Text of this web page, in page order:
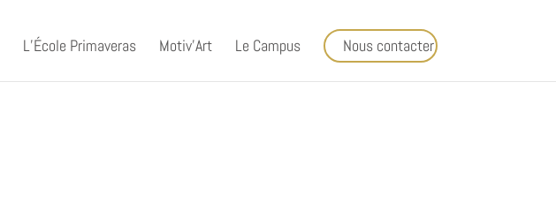
L’École Primaveras Motiv’Art Le Campus Nous contacter